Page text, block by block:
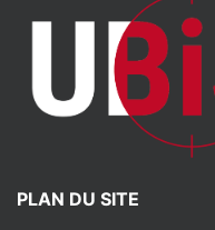
PLAN DU SITE